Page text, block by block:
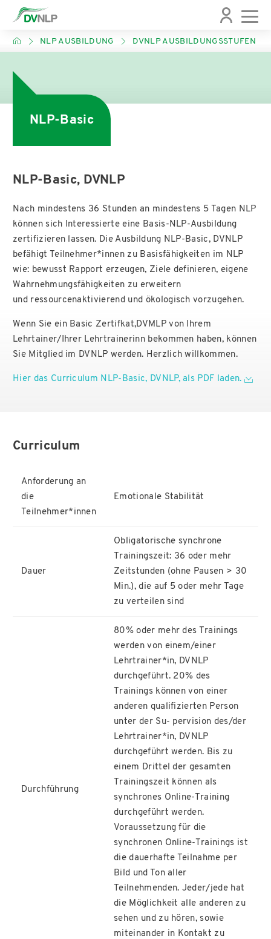
NLP AUSBILDUNG DVNLP AUSBILDUNGSSTUFEN
NLP-Basic
NLP-Basic, DVNLP
Nach mindestens 36 Stunden an mindestens 5 Tagen NLP
können sich Interessierte eine Basis-NLP-Ausbildung
zertifizieren lassen. Die Ausbildung NLP-Basic, DVNLP
befähigt Teilnehmer*innen zu Basisfähigkeiten im NLP
wie: bewusst Rapport erzeugen, Ziele definieren, eigene
Wahrnehmungsfähigkeiten zu erweitern
und ressourcenaktivierend und ökologisch vorzugehen.
Wenn Sie ein Basic Zertifkat,DVMLP von Ihrem
Lehrtainer/Ihrer Lehrtrainerinn bekommen haben, können
Sie Mitglied im DVNLP werden. Herzlich willkommen.
Hier das Curriculum NLP-Basic, DVNLP, als PDF laden.
Curriculum
Anforderung an
die
Teilnehmer*innen
Emotionale Stabilität
Dauer
Obligatorische synchrone
Trainingszeit: 36 oder mehr
Zeitstunden (ohne Pausen > 30
Min.), die auf 5 oder mehr Tage
zu verteilen sind
Durchführung
80% oder mehr des Trainings
werden von einem/einer
Lehrtrainer*in, DVNLP
durchgeführt. 20% des
Trainings können von einer
anderen qualifizierten Person
unter der Su- pervision des/der
Lehrtrainer*in, DVNLP
durchgeführt werden. Bis zu
einem Drittel der gesamten
Trainingszeit können als
synchrones Online-Training
durchgeführt werden.
Voraussetzung für die
synchronen Online-Trainings ist
die dauerhafte Teilnahme per
Bild und Ton aller
Teilnehmenden. Jeder/jede hat
die Möglichkeit alle anderen zu
sehen und zu hören, sowie
miteinander in Kontakt zu
Satzung
Ethik-Kodex des DVNLP
Gremien
Regionalgruppen
Was ist NLP?
Geschichte des NLP
Anwendungsbereiche
Literatur
Wege zum NLP
Therapie und NLP
DVNLP Veranstaltungen
Aktuelle Meldungen